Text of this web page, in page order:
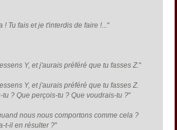
! Tu fais et je t'interdis de faire ! ..."
Y, et j'aurais préféré que tu fasses Z."
Y, et j'aurais préféré que tu fasses Z.
tu ? Que perçois-tu ? Que voudrais-tu ?"
nous nous comportons comme cela ?
t-il en résulter ?"